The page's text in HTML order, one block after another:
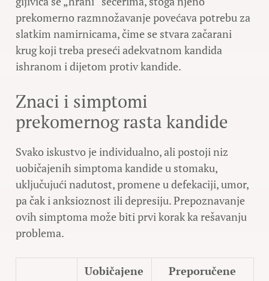
prekomerno razmnožavanje povećava potrebu za
slatkim namirnicama, čime se stvara začarani
krug koji treba preseći adekvatnom kandida
ishranom i dijetom protiv kandide.
Znaci i simptomi
prekomernog rasta kandide
Svako iskustvo je individualno, ali postoji niz
uobičajenih simptoma kandide u stomaku,
uključujući nadutost, promene u defekaciji, umor,
pa čak i anksioznost ili depresiju. Prepoznavanje
ovih simptoma može biti prvi korak ka rešavanju
problema.
Uobičajene
Preporučene